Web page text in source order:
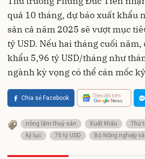
quả 10 tháng, dự báo xuất khẩu
sản cả năm 2025 sẽ vượt mục
tỷ USD. Nếu hai tháng cuối
khẩu 5,96 tỷ USD/tháng như
ngành kỳ vọng có thể cán mốc
Chia sẻ Facebook Theo dõi trên
nông lâm thuỷ sản Xuất khẩu
Thứ
kỷ lục
70 tỷ USD Bộ Nông nghiệp